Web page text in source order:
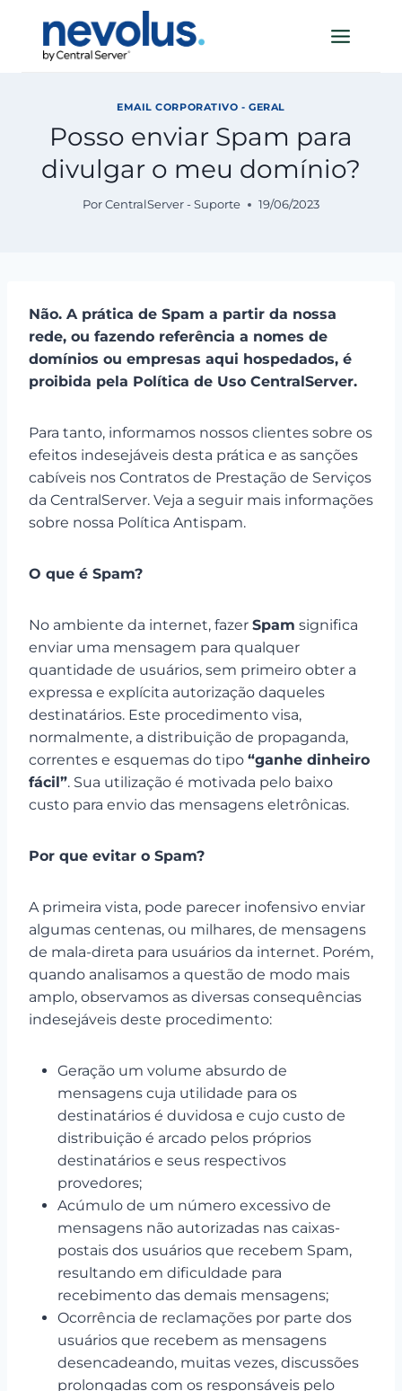
EMAIL CORPORATIVO - GERAL
Posso enviar Spam para
divulgar o meu domínio?
Por CentralServer - Suporte 19/06/2023
Não. A prática de Spam a partir da nossa
rede, ou fazendo referência a nomes de
domínios ou empresas aqui hospedados, é
proibida pela Política de Uso CentralServer.
Para tanto, informamos nossos clientes sobre os
efeitos indesejáveis desta prática e as sanções
cabíveis nos Contratos de Prestação de Serviços
da CentralServer. Veja a seguir mais informações
sobre nossa Política Antispam.
O que é Spam?
No ambiente da internet, fazer Spam significa
enviar uma mensagem para qualquer
quantidade de usuários, sem primeiro obter a
expressa e explícita autorização daqueles
destinatários. Este procedimento visa,
normalmente, a distribuição de propaganda,
correntes e esquemas do tipo “ganhe dinheiro
fácil”. Sua utilização é motivada pelo baixo
custo para envio das mensagens eletrônicas.
Por que evitar o Spam?
A primeira vista, pode parecer inofensivo enviar
algumas centenas, ou milhares, de mensagens
de mala-direta para usuários da internet. Porém,
quando analisamos a questão de modo mais
amplo, observamos as diversas consequências
indesejáveis deste procedimento:
Geração um volume absurdo de
mensagens cuja utilidade para os
destinatários é duvidosa e cujo custo de
distribuição é arcado pelos próprios
destinatários e seus respectivos
provedores;
Acúmulo de um número excessivo de
mensagens não autorizadas nas caixas-
postais dos usuários que recebem Spam,
resultando em dificuldade para
recebimento das demais mensagens;
Ocorrência de reclamações por parte dos
usuários que recebem as mensagens
desencadeando, muitas vezes, discussões
prolongadas com os responsáveis pelo